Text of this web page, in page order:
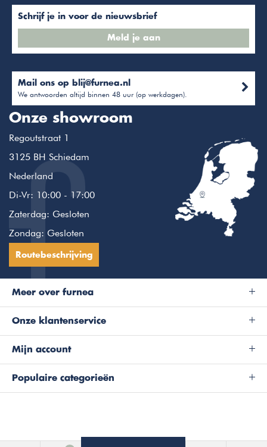
Schrijf je in voor de nieuwsbrief
Meld je aan
Mail ons op blij@furnea.nl
We antwoorden altijd binnen 48 uur (op werkdagen).
Onze showroom
Regoutstraat 1
3125 BH Schiedam
Nederland
Di-Vr: 10:00 - 17:00
Zaterdag: Gesloten
Zondag: Gesloten
Routebeschrijving
Meer over furnea
Onze klantenservice
Populaire categorieën
Mijn account